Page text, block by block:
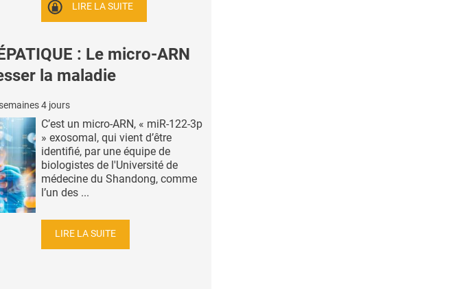
LIRE LA SUITE
: Le micro-ARN
la maladie
4 jours
C’est un micro-ARN, « miR-122-3p
» exosomal, qui vient d’être
identifié, par une équipe de
biologistes de l'Université de
médecine du Shandong, comme
l’un des ...
LIRE LA SUITE